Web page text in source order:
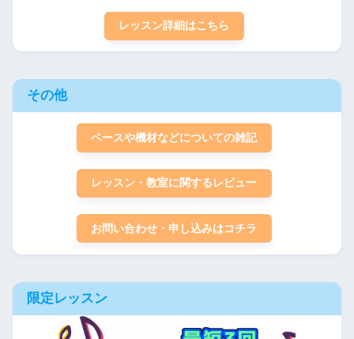
レッスン詳細はこちら
その他
ベースや機材などについての雑記
レッスン・教室に関するレビュー
お問い合わせ・申し込みはコチラ
限定レッスン